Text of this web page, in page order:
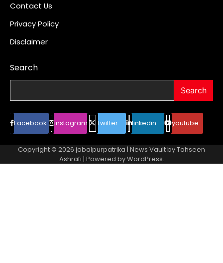
Contact Us
Privacy Policy
Disclaimer
Search
Search
Facebook instagram twitter linkedin youtube
Copyright © 2026 jabalpurpatrika | News Vault byTahseen
Ashrafi | Powered byWordPress.